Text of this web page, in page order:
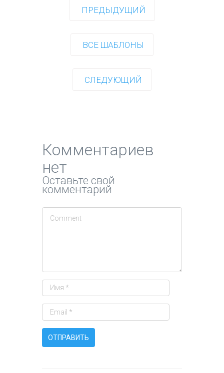
ПРЕДЫДУЩИЙ
ВСЕ ШАБЛОНЫ
СЛЕДУЮЩИЙ
Комментариев
нет
Оставьте свой
комментарий